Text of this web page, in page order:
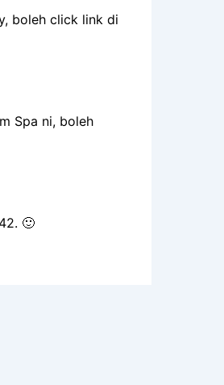
boleh click link di
Spa ni, boleh
🙂